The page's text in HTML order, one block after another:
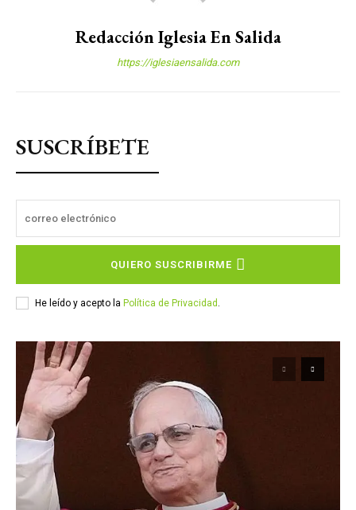
Redacción Iglesia En Salida
https://iglesiaensalida.com
SUSCRÍBETE
QUIERO SUSCRIBIRME
He leído y acepto la Política de Privacidad